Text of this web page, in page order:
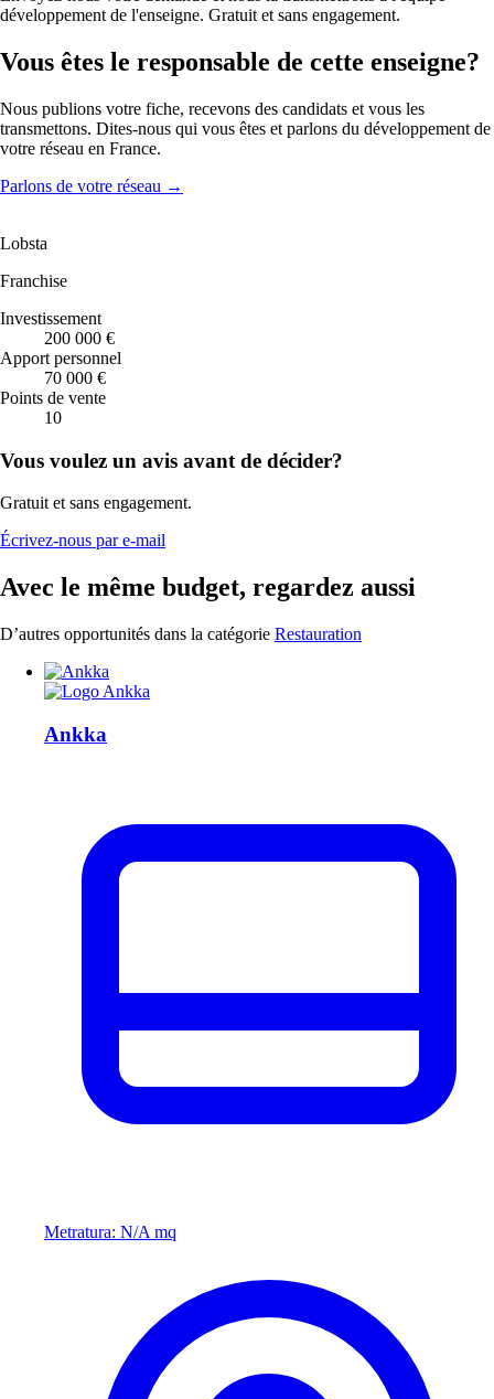
développement de l'enseigne. Gratuit et sans engagement.
Vous êtes le responsable de cette enseigne?
Nous publions votre fiche, recevons des candidats et vous les
transmettons. Dites-nous qui vous êtes et parlons du développement de
votre réseau en France.
Parlons de votre réseau →
Lobsta
Franchise
Investissement
200 000 €
Apport personnel
70 000 €
Points de vente
10
Vous voulez un avis avant de décider?
Gratuit et sans engagement.
Écrivez-nous par e-mail
Avec le même budget, regardez aussi
D’autres opportunités dans la catégorie Restauration
Ankka
Metratura: N/A mq